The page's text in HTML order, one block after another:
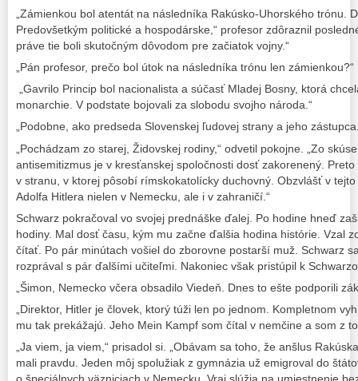
„Zámienkou bol atentát na následníka Rakúsko-Uhorského trónu.
Predovšetkým politické a hospodárske,“ profesor zdôraznil
práve tie boli skutočným dôvodom pre začiatok vojny.“
„Pán profesor, prečo bol útok na následníka trónu len zámienkou?“
„Gavrilo Princip bol nacionalista a súčasť Mladej Bosny, ktorá
monarchie. V podstate bojovali za slobodu svojho národa.“
„Podobne, ako predseda Slovenskej ľudovej strany a jeho
„Pochádzam zo starej, Židovskej rodiny,“ odvetil pokojne. „Zo
antisemitizmus je v kresťanskej spoločnosti dosť zakorenený.
v stranu, v ktorej pôsobí rímskokatolícky duchovný. Obzvlášť v
Adolfa Hitlera nielen v Nemecku, ale i v zahraničí.“
Schwarz pokračoval vo svojej prednáške ďalej. Po hodine hneď
hodiny. Mal dosť času, kým mu začne ďalšia hodina histórie. Vzal
čítať. Po pár minútach vošiel do zborovne postarší muž. Schwarz
rozprával s pár ďalšími učiteľmi. Nakoniec však pristúpil k
„Šimon, Nemecko včera obsadilo Viedeň. Dnes to ešte podporili
„Direktor, Hitler je človek, ktorý túži len po jednom. Kompletnom
mu tak prekážajú. Jeho Mein Kampf som čítal v nemčine a som z
„Ja viem, ja viem,“ prisadol si. „Obávam sa toho, že anšlus
mali pravdu. Jeden môj spolužiak z gymnázia už emigroval do